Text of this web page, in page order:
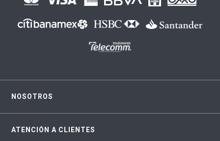
NOSOTROS
ATENCIÓN A CLIENTES